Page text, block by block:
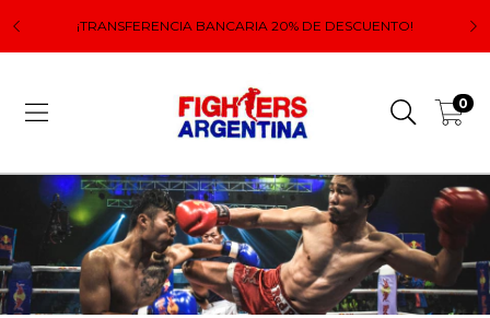
¡TRANSFERENCIA BANCARIA 20% DE DESCUENTO!
0